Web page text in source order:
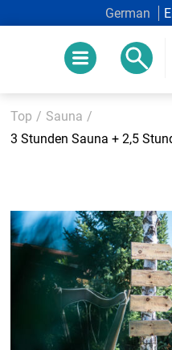
German
Top / Sauna /
3 Stunden Sauna + 2,5